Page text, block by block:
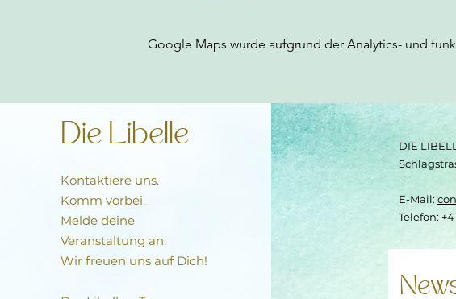
Google Maps wurde aufgrund der Analytics- und
Die Libelle
Kontaktiere uns.
Komm vorbei.
Melde deine
Veranstaltung an.
Wir freuen uns auf Dich!
DIE
E-Mail:
Telefon: